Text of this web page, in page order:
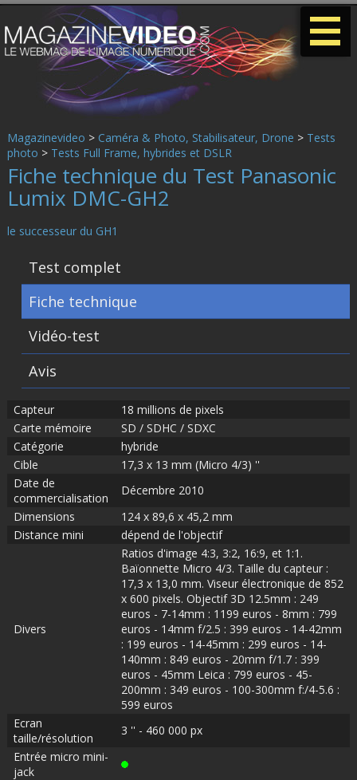
Magazinevideo > Caméra & Photo, Stabilisateur, Drone > Tests
photo > Tests Full Frame, hybrides et DSLR
Fiche technique du Test Panasonic
Lumix DMC-GH2
le successeur du GH1
Test complet
Fiche technique
Vidéo-test
Avis
Capteur
18 millions de pixels
Carte mémoire
SD / SDHC / SDXC
Catégorie
hybride
Cible
17,3 x 13 mm (Micro 4/3) ''
Date de
commercialisation
Décembre 2010
Dimensions
124 x 89,6 x 45,2 mm
Distance mini
dépend de l'objectif
Divers
Ratios d'image 4:3, 3:2, 16:9, et 1:1.
Baïonnette Micro 4/3. Taille du capteur :
17,3 x 13,0 mm. Viseur électronique de 852
x 600 pixels. Objectif 3D 12.5mm : 249
euros - 7-14mm : 1199 euros - 8mm : 799
euros - 14mm f/2.5 : 399 euros - 14-42mm
: 199 euros - 14-45mm : 299 euros - 14-
140mm : 849 euros - 20mm f/1.7 : 399
euros - 45mm Leica : 799 euros - 45-
200mm : 349 euros - 100-300mm f:/4-5.6 :
599 euros
Ecran
taille/résolution
3 '' - 460 000 px
Entrée micro mini-
jack
-
-
-